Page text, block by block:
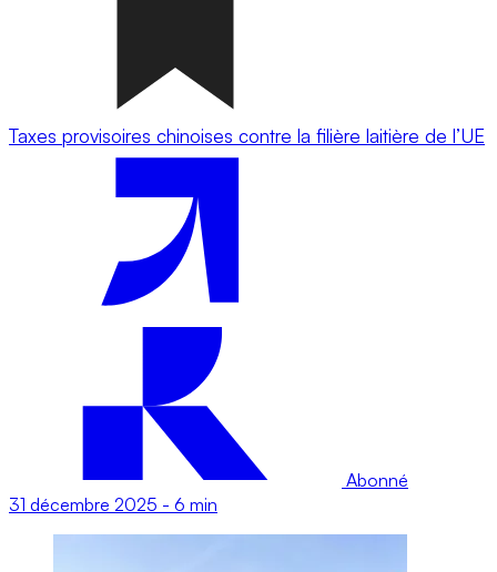
Taxes provisoires chinoises contre la filière laitière de l’UE
Abonné
31 décembre 2025 - 6 min